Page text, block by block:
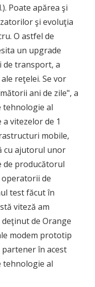
Poate apărea şi
şi evoluţia
O astfel de
un upgrade
de transport, a
reţelei. Se vor
ani de zile", a
tehnologie al
vitezelor de 1
mobile,
cu ajutorul unor
de producătorul
de
test făcut în
viteză am
de Orange
modem prototip
partener în acest
tehnologie al